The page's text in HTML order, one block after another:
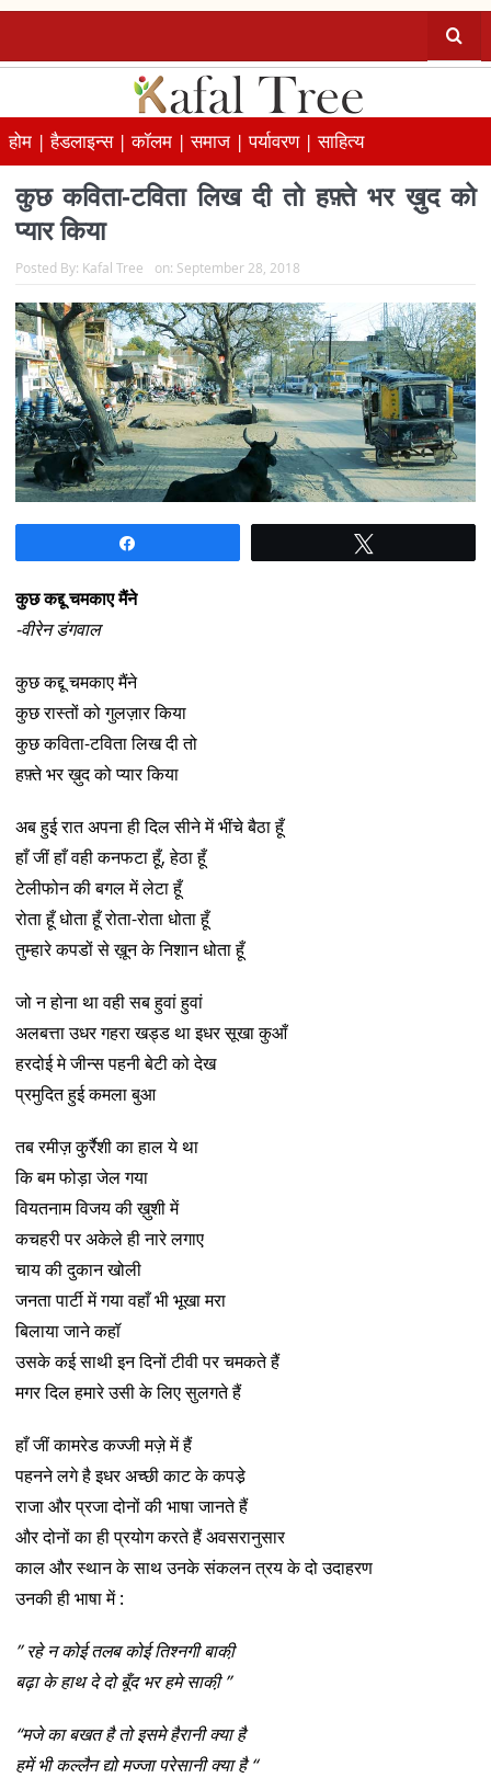
होम |हैडलाइन्स |कॉलम |समाज |पर्यावरण |साहित्य
कुछ कविता-टविता लिख दी तो हफ़्ते भर ख़ुद को
प्यार किया
Posted By: Kafal Tree on: September 28, 2018
कुछ कद्दू चमकाए मैंने
-वीरेन डंगवाल
कुछ कद्दू चमकाए मैंने
कुछ रास्तों को गुलज़ार किया
कुछ कविता-टविता लिख दी तो
हफ़्ते भर ख़ुद को प्यार किया
अब हुई रात अपना ही दिल सीने में भींचे बैठा हूँ
हाँ जीं हाँ वही कनफटा हूँ, हेठा हूँ
टेलीफोन की बगल में लेटा हूँ
रोता हूँ धोता हूँ रोता-रोता धोता हूँ
तुम्हारे कपडों से ख़ून के निशान धोता हूँ
जो न होना था वही सब हुवां हुवां
अलबत्ता उधर गहरा खड्ड था इधर सूखा कुआँ
हरदोई मे जीन्स पहनी बेटी को देख
प्रमुदित हुई कमला बुआ
तब रमीज़ कु़र्रैशी का हाल ये था
कि बम फोड़ा जेल गया
वियतनाम विजय की ख़ुशी में
कचहरी पर अकेले ही नारे लगाए
चाय की दुकान खोली
जनता पार्टी में गया वहाँ भी भूखा मरा
बिलाया जाने कहॉ
उसके कई साथी इन दिनों टीवी पर चमकते हैं
मगर दिल हमारे उसी के लिए सुलगते हैं
हाँ जीं कामरेड कज्जी मज़े में हैं
पहनने लगे है इधर अच्छी काट के कपडे़
राजा और प्रजा दोनों की भाषा जानते हैं
और दोनों का ही प्रयोग करते हैं अवसरानुसार
काल और स्थान के साथ उनके संकलन त्रय के दो उदाहरण
उनकी ही भाषा में :
” रहे न कोई तलब कोई तिश्नगी बाकी़
बढ़ा के हाथ दे दो बूँद भर हमे साकी़ ”
“मजे का बखत है तो इसमे हैरानी क्या है
हमें भी कल्लैन द्यो मज्जा परेसानी क्या है “